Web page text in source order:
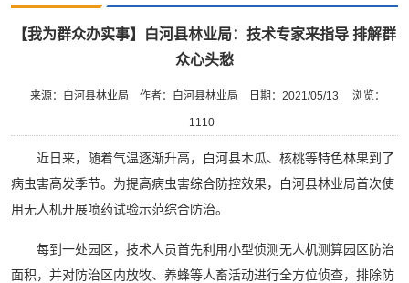
【我为群众办实事】白河县林业局：技术专家来指导 排解群
众心头愁
来源：白河县林业局 作者：白河县林业局 日期：2021/05/13 浏览：
1110
近日来，随着气温逐渐升高，白河县木瓜、核桃等特色林果到了
病虫害高发季节。为提高病虫害综合防控效果，白河县林业局首次使
用无人机开展喷药试验示范综合防治。
每到一处园区，技术人员首先利用小型侦测无人机测算园区防治
面积，并对防治区内放牧、养蜂等人畜活动进行全方位侦查，排除防